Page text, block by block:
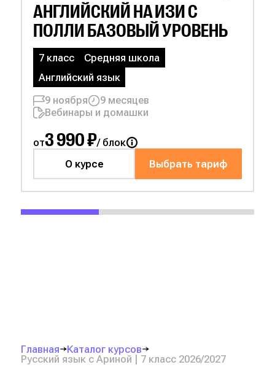
АНГЛИЙСКИЙ НАИЗИ С
ПОЛЛИ БАЗОВЫЙ УРОВЕНЬ
7 класс
Средняя школа
Английский язык
9 ноября
9 месяцев
Вебинары и домашки
от3 990 ₽/ блок
Выбрать тариф
О курсе
Главная
Каталог курсов
Русский язык с Ариной | 7 класс 2026/2027